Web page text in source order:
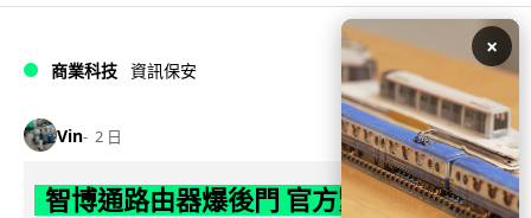
商業科技 資訊保安
Vin 2 日
智博通路由器爆後門 官方緊急下架止血
×